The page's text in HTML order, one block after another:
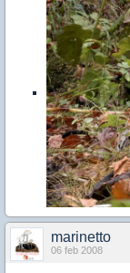
marinetto
06 feb 2008